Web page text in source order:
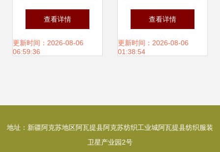
换货 概念解析与执
行条件
查看详情
更新时间：2026-08-06
06:59:36
服装代理的视觉营
销之道
查看详情
更新时间：2026-08-06
01:38:54
地址：新疆阿克苏地区阿瓦提县阿克苏纺织工业城阿瓦提县纺织服装
卫星产业园2号